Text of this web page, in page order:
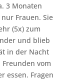
3 Monaten
Frauen. Sie
(5x) zum
und blieb
in der Nacht
vom
essen. Fragen